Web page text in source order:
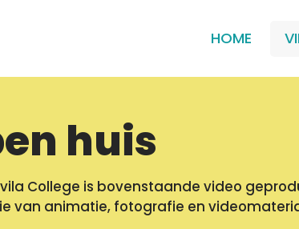
HOME
huis
College is bovenstaande video
van animatie, fotografie en